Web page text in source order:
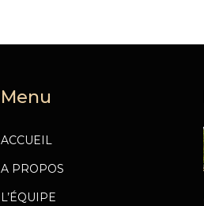
Menu
ACCUEIL
A PROPOS
L’ÉQUIPE